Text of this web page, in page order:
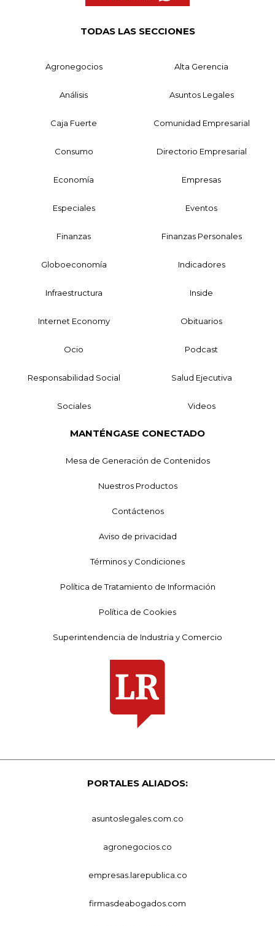
TODAS LAS SECCIONES
Agronegocios Alta Gerencia
Análisis Asuntos Legales
Caja Fuerte Comunidad Empresarial
Consumo Directorio Empresarial
Economía Empresas
Especiales Eventos
Finanzas Finanzas Personales
Globoeconomía Indicadores
Infraestructura Inside
Internet Economy Obituarios
Ocio Podcast
Responsabilidad Social Salud Ejecutiva
Sociales Videos
MANTÉNGASE CONECTADO
Mesa de Generación de Contenidos
Nuestros Productos
Contáctenos
Aviso de privacidad
Términos y Condiciones
Política de Tratamiento de Información
Política de Cookies
Superintendencia de Industria y Comercio
PORTALES ALIADOS:
asuntoslegales.com.co
agronegocios.co
empresas.larepublica.co
firmasdeabogados.com